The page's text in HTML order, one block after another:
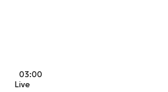
03:00
Live